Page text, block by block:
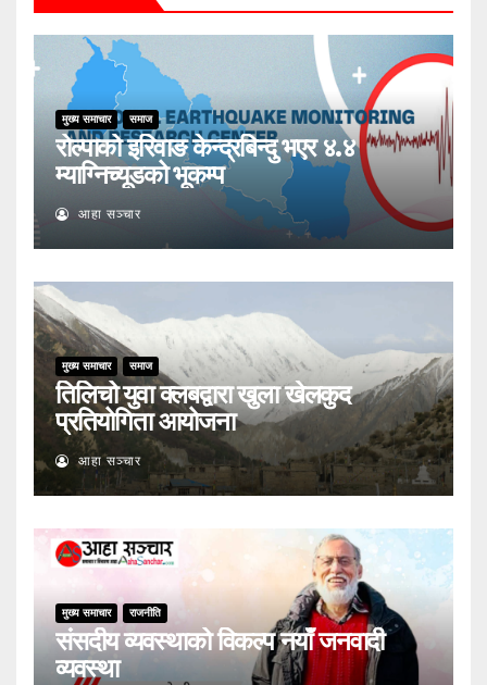
मुख्य समाचार समाज
रोल्पाको इरिवाङ केन्द्रबिन्दु भएर ४.४
म्याग्निच्यूडको भूकम्प
आहा सञ्चार
मुख्य समाचार समाज
तिलिचो युवा क्लबद्वारा खुला खेलकुद
प्रतियोगिता आयोजना
आहा सञ्चार
मुख्य समाचार राजनीति
संसदीय व्यवस्थाको विकल्प नयाँ जनवादी
व्यवस्था